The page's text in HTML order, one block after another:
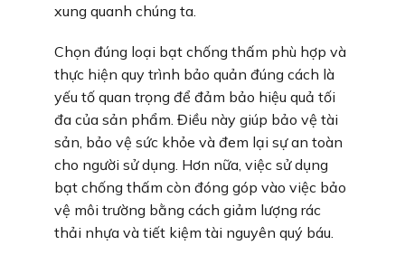
xung quanh chúng ta.
Chọn đúng loại bạt chống thấm phù hợp và
thực hiện quy trình bảo quản đúng cách là
yếu tố quan trọng để đảm bảo hiệu quả tối
đa của sản phẩm. Điều này giúp bảo vệ tài
sản, bảo vệ sức khỏe và đem lại sự an toàn
cho người sử dụng. Hơn nữa, việc sử dụng
bạt chống thấm còn đóng góp vào việc bảo
vệ môi trường bằng cách giảm lượng rác
thải nhựa và tiết kiệm tài nguyên quý báu.